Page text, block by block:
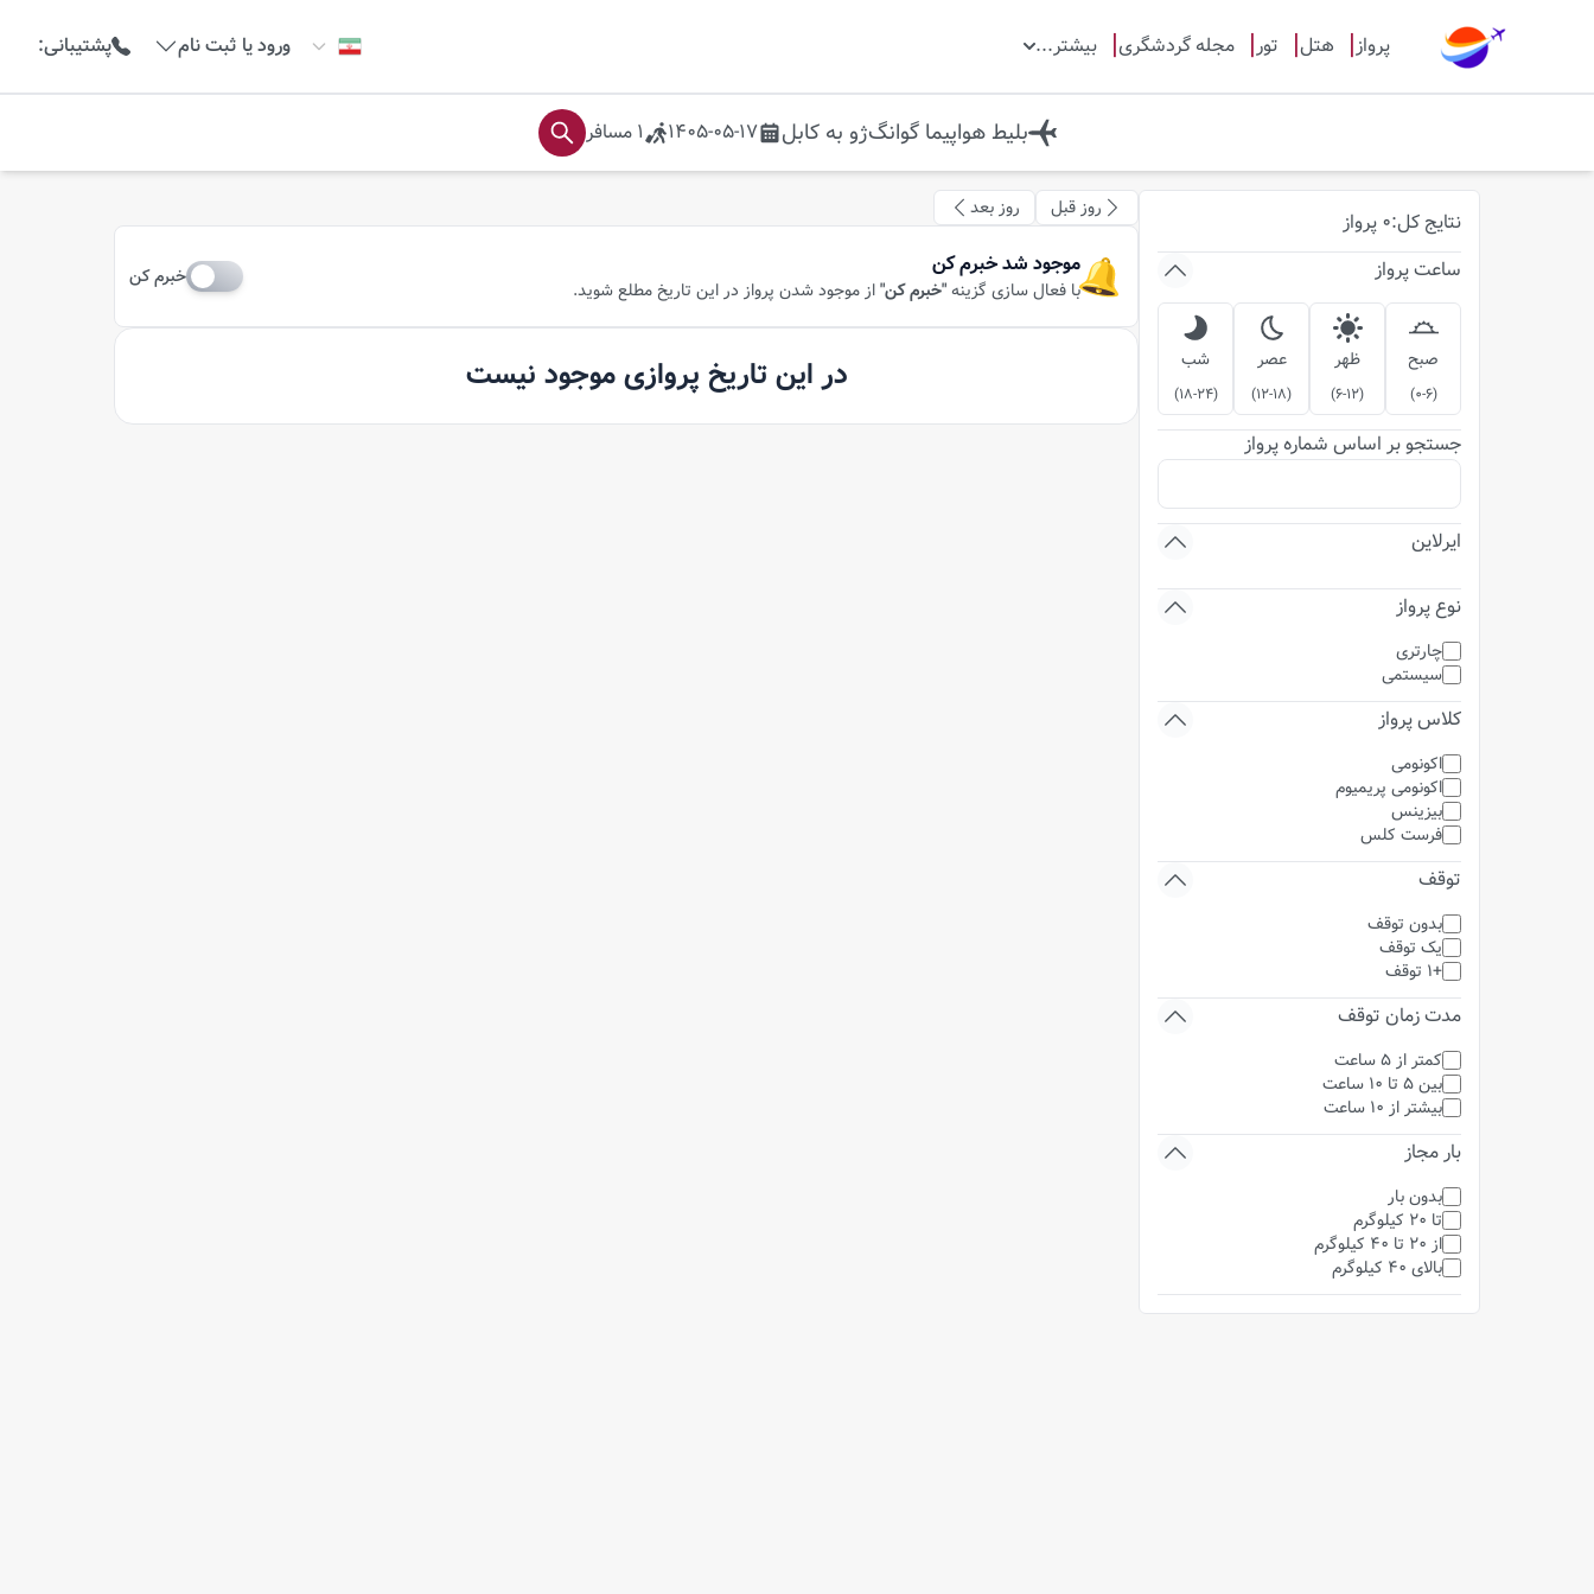
پرواز هتل تور مجله گردشگری بیشتر... ورود یا ثبت نام پشتیبانی:
بلیط هواپیما گوانگ‌ژو به کابل 1405-05-17
1 مسافر
نتایج کل:
0 پرواز
ساعت پرواز
صبح
(
0-6
)
ظهر
(
6-12
)
عصر
(
12-18
)
شب
(
18-24
)
جستجو بر اساس شماره پرواز
ایرلاین
نوع پرواز
چارتری
سیستمی
کلاس پرواز
اکونومی
اکونومی پریمیوم
بیزینس
فرست کلس
توقف
بدون توقف
یک توقف
+1 توقف
مدت زمان توقف
کمتر از 5 ساعت
بین 5 تا 10 ساعت
بیشتر از 10 ساعت
بار مجاز
بدون بار
تا 20 کیلوگرم
از 20 تا 40 کیلوگرم
بالای 40 کیلوگرم
روز قبل روز بعد
موجود شد خبرم کن
با فعال سازی گزینه"خبرم کن"از موجود شدن پرواز در این تاریخ مطلع شوید.
خبرم کن
در این تاریخ پروازی موجود نیست